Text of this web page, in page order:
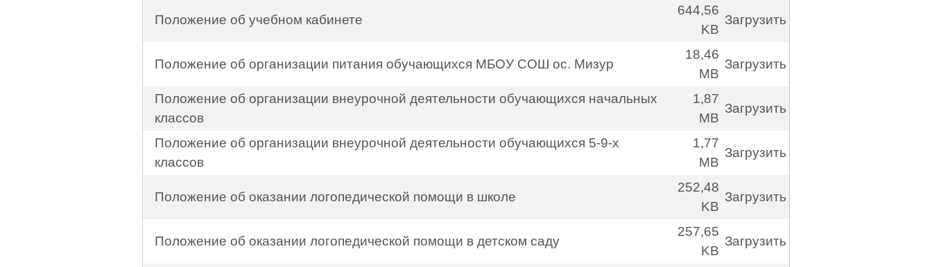
Положение об учебном кабинете
644,56
KB
Загрузить
Положение об организации питания обучающихся МБОУ СОШ ос. Мизур
18,46
MB
Загрузить
Положение об организации внеурочной деятельности обучающихся начальных
классов
1,87
MB
Загрузить
Положение об организации внеурочной деятельности обучающихся 5-9-х
классов
1,77
MB
Загрузить
Положение об оказании логопедической помощи в школе
252,48
KB
Загрузить
Положение об оказании логопедической помощи в детском саду
257,65
KB
Загрузить